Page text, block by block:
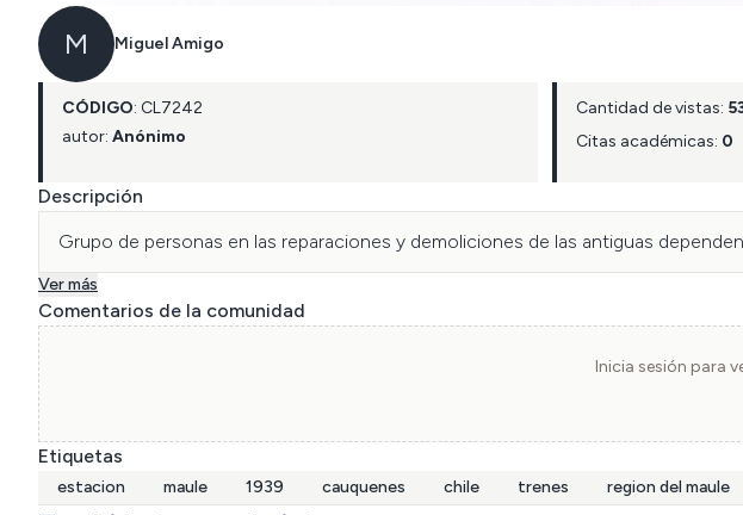
M Miguel Amigo
CÓDIGO: CL7242
autor: Anónimo
Cantidad de vistas:
Citas académicas: 0
Descripción
Grupo de personas en las reparaciones y demoliciones de las antiguas
Ver más
Comentarios de la comunidad
Inicia sesión para
Etiquetas
estacion maule 1939 cauquenes chile trenes region del maule